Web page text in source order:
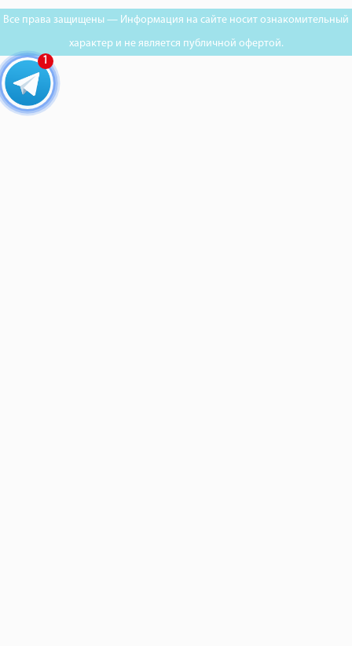
Все права защищены — Информация на сайте носит ознакомительный
характер и не является публичной офертой.